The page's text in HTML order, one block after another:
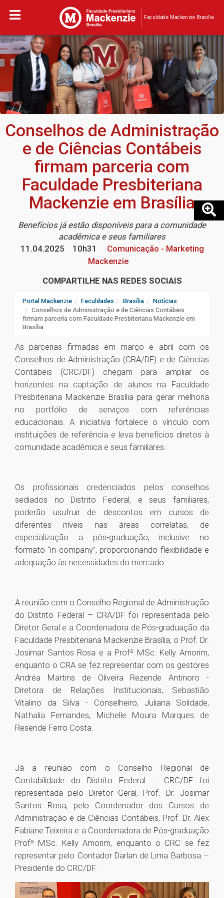
Faculdade Mackenzie Brasília
Conselhos de Administração
e de Ciências Contábeis
firmam parceria com
Faculdade Presbiteriana
Mackenzie em Brasília
Benefícios já estão disponíveis para a comunidade
acadêmica e seus familiares
11.04.2025
10h31
Comunicação - Marketing
Mackenzie
COMPARTILHE NAS REDES SOCIAIS
Portal Mackenzie Faculdades Brasília
Notícias
Conselhos de Administração e de Ciências Contábeis
firmam parceria com Faculdade Presbiteriana Mackenzie em
Brasília
As parcerias firmadas em março e abril com os
Conselhos de Administração (CRA/DF) e de Ciências
Contábeis (CRC/DF) chegam para ampliar os
horizontes na captação de alunos na Faculdade
Presbiteriana Mackenzie Brasília para gerar melhoria
no portfólio de serviços com referências
educacionais. A iniciativa fortalece o vínculo com
instituições de referência e leva benefícios diretos à
comunidade acadêmica e seus familiares.
Os profissionais credenciados pelos conselhos
sediados no Distrito Federal, e seus familiares,
poderão usufruir de descontos em cursos de
diferentes níveis nas áreas correlatas, de
especialização a pós-graduação, inclusive no
formato “in company”, proporcionando flexibilidade e
adequação às necessidades do mercado.
A reunião com o Conselho Regional de Administração
do Distrito Federal – CRA/DF foi representada pelo
Diretor Geral e a Coordenadora de Pós-graduação da
Faculdade Presbiteriana Mackenzie Brasília, o Prof. Dr.
Josimar Santos Rosa e a Profª MSc. Kelly Amorim,
enquanto o CRA se fez representar com os gestores
Andréa Martins de Oliveira Rezende Antinoro -
Diretora de Relações Institucionais, Sebastião
Vitalino da Silva - Conselheiro, Juliana Solidade,
Nathalia Fernandes, Michelle Moura Marques de
Resende Ferro Costa.
Já a reunião com o Conselho Regional de
Contabilidade do Distrito Federal – CRC/DF foi
representada pelo Diretor Geral, Prof. Dr. Josimar
Santos Rosa, pelo Coordenador dos Cursos de
Administração e de Ciências Contábeis, Prof. Dr. Alex
Fabiane Teixeira e a Coordenadora de Pós-graduação
Profª MSc. Kelly Amorim, enquanto o CRC se fez
representar pelo Contador Darlan de Lima Barbosa –
Presidente do CRC/DF.